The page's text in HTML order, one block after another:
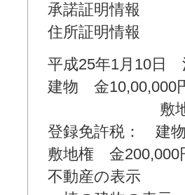
承諾証明情報
住所証明情報
平成25年1月10日
建物 金10,00,000
敷地権 金
登録免許税： 建
敷地権 金200,000
不動産の表示